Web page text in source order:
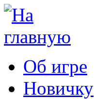
Об игре
Новичку